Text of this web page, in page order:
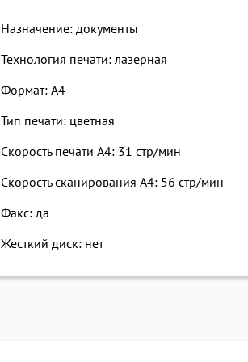
Назначение: документы
Технология печати: лазерная
Формат: A4
Тип печати: цветная
Скорость печати A4: 31 стр/мин
Скорость сканирования A4: 56 стр/мин
Факс: да
Жесткий диск: нет